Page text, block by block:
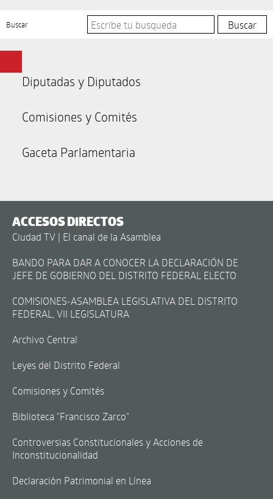
Buscar
Diputadas y Diputados
Comisiones y Comités
Gaceta Parlamentaria
ACCESOS DIRECTOS
Ciudad TV | El canal de la Asamblea
BANDO PARA DAR A CONOCER LA DECLARACIÓN DE
JEFE DE GOBIERNO DEL DISTRITO FEDERAL ELECTO
COMISIONES-ASAMBLEA LEGISLATIVA DEL DISTRITO
FEDERAL, VII LEGISLATURA
Archivo Central
Leyes del Distrito Federal
Comisiones y Comités
Biblioteca "Francisco Zarco"
Controversias Constitucionales y Acciones de
Inconstitucionalidad
Declaración Patrimonial en Línea